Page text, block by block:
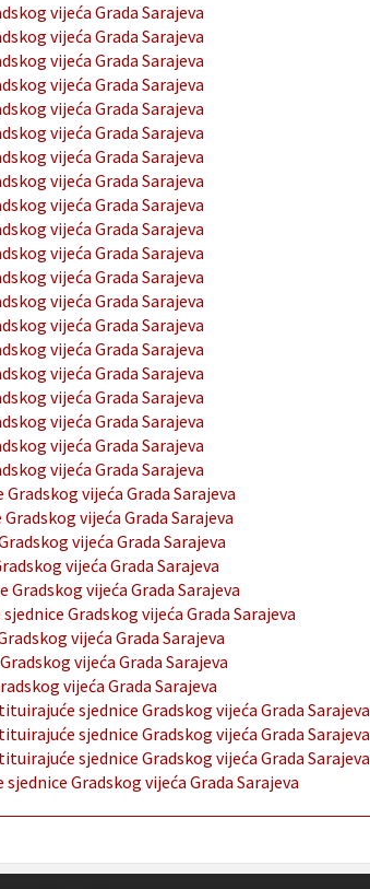
vijeća Grada Sarajeva
vijeća Grada Sarajeva
vijeća Grada Sarajeva
vijeća Grada Sarajeva
vijeća Grada Sarajeva
vijeća Grada Sarajeva
vijeća Grada Sarajeva
vijeća Grada Sarajeva
vijeća Grada Sarajeva
vijeća Grada Sarajeva
vijeća Grada Sarajeva
vijeća Grada Sarajeva
vijeća Grada Sarajeva
vijeća Grada Sarajeva
vijeća Grada Sarajeva
vijeća Grada Sarajeva
vijeća Grada Sarajeva
vijeća Grada Sarajeva
vijeća Grada Sarajeva
vijeća Grada Sarajeva
vijeća Grada Sarajeva
vijeća Grada Sarajeva
vijeća Grada Sarajeva
vijeća Grada Sarajeva
vijeća Grada Sarajeva
Gradskog vijeća Grada Sarajeva
vijeća Grada Sarajeva
vijeća Grada Sarajeva
vijeća Grada Sarajeva
sjednice Gradskog vijeća Grada Sarajeva
sjednice Gradskog vijeća Grada Sarajeva
sjednice Gradskog vijeća Grada Sarajeva
Gradskog vijeća Grada Sarajeva